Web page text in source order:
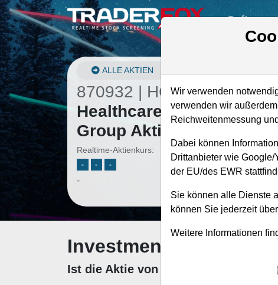
Software
ALLE AKTIEN
870932 | HCSG–
Healthcare Services
Group Aktie
Realtime-Aktienkurs:
- - -
-
Investment-Check:
Ist die Aktie von Healthcare Services
Wir verwenden
verwenden wir
Reichweitenmessung
Dabei können
Drittanbieter wie
der EU/des EWR
Sie können alle Dienste
können Sie jederzeit
Weitere Informationen